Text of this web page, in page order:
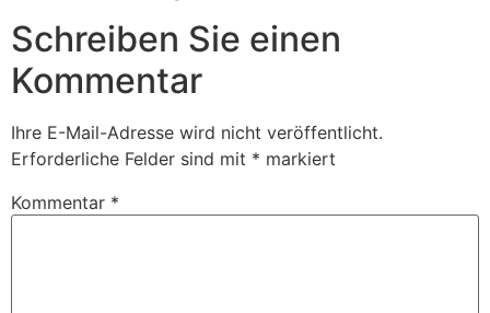
Schreiben Sie einen
Kommentar
Ihre E-Mail-Adresse wird nicht veröffentlicht.
Erforderliche Felder sind mit * markiert
Kommentar *